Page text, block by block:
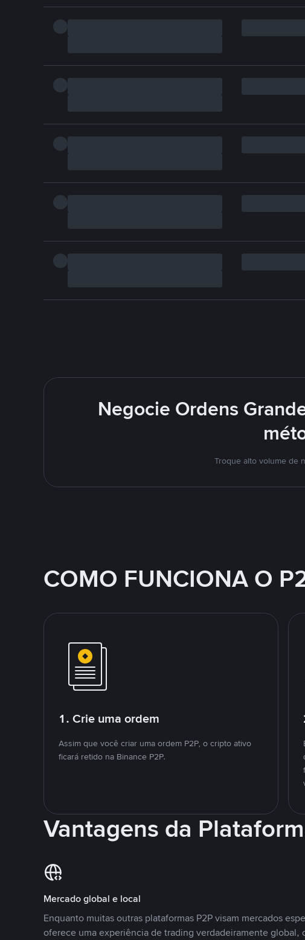
Negocie Ordens
Troque alto volume de
COMO FUNCIONA O
1. Crie uma ordem
Assim que você criar uma ordem P2P, o cripto ativo
ficará retido na Binance P2P.
Vantagens da
Mercado global e local
Enquanto muitas outras plataformas P2P visam mercados
oferece uma experiência de trading verdadeiramente global,